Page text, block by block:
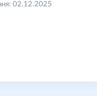
02.12.2025